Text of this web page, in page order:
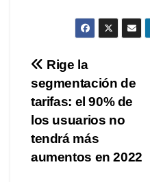
Navegación
de
entradas
Rige la
segmentación de
tarifas: el 90% de
los usuarios no
tendrá más
aumentos en 2022